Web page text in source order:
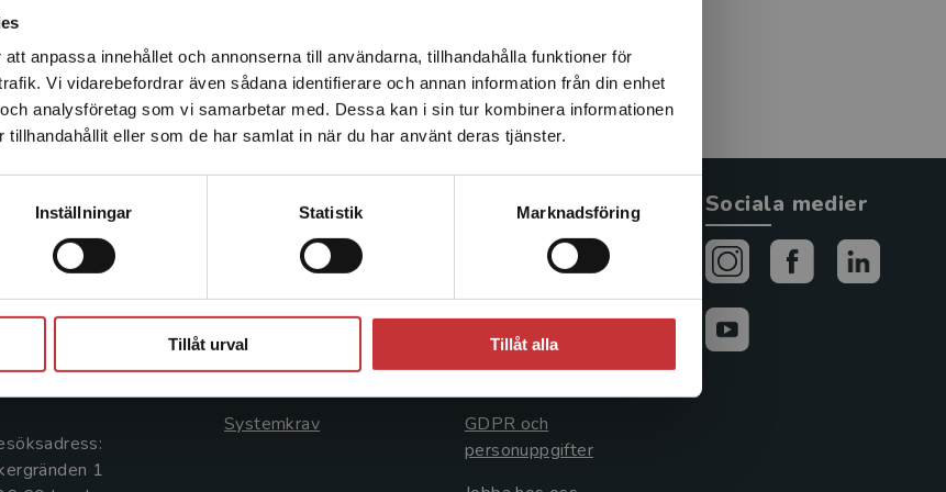
anpassa innehållet och annonserna till användarna, tillhandahålla funktioner för
Vi vidarebefordrar även sådana identifierare och annan information från din enhet
analysföretag som vi samarbetar med. Dessa kan i sin tur kombinera informationen
tillhandahållit eller som de har samlat in när du har använt deras tjänster.
Inställningar Statistik Marknadsföring
Tillåt urval Tillåt alla
verkar som att du besöker studentlitteratur.se via en
utanför Sverige. Vi erbjuder inte leveranser utanför
För att kunna slutföra ett köp måste
vara i Sverige.Läs mer
oss
oss
31 20 00
141
00 Lund
1
Kundservice
Kontakta kundservice
046-31 21 00
Frågor och svar
Systemkrav
Allmänna länkar
Avtal och rättigheter
Cookies
GDPR och
personuppgifter
Sociala medier